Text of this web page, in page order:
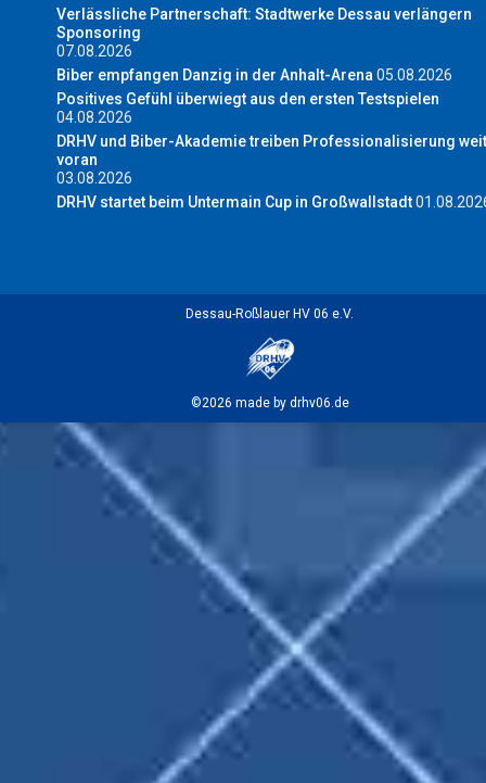
Verlässliche Partnerschaft: Stadtwerke Dessau verlängern
Sponsoring
07.08.2026
Biber empfangen Danzig in der Anhalt-Arena05.08.2026
Positives Gefühl überwiegt aus den ersten Testspielen
04.08.2026
DRHV und Biber-Akademie treiben Professionalisierung
voran
03.08.2026
DRHV startet beim Untermain Cup in Großwallstadt
Dessau-Roßlauer HV 06 e.V.
©2026 made by drhv06.de